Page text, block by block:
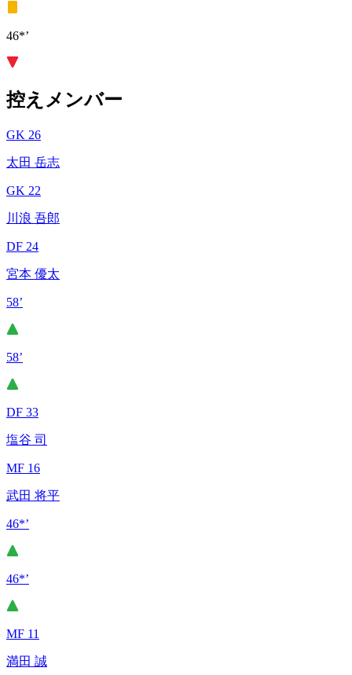
46*’
控えメンバー
GK 26
太田 岳志
GK 22
川浪 吾郎
DF 24
宮本 優太
58’
58’
DF 33
塩谷 司
MF 16
武田 将平
46*’
46*’
MF 11
満田 誠